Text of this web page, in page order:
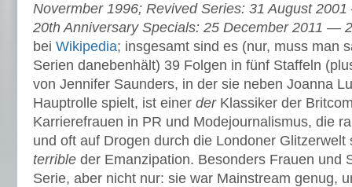
Novermber 1996; Revived Series: 31 August
20th Anniversary Specials: 25 December 2011 —
bei Wikipedia; insgesamt sind es (nur, muss man
Serien danebenhält) 39 Folgen in fünf Staffeln
von Jennifer Saunders, in der sie neben Joanna
Hauptrolle spielt, ist einer derKlassiker der
Karrierefrauen in PR und Modejournalismus, die
und oft auf Drogen durch die Londoner
terrible der Emanzipation. Besonders Frauen und
Serie, aber nicht nur: sie war Mainstream genug,